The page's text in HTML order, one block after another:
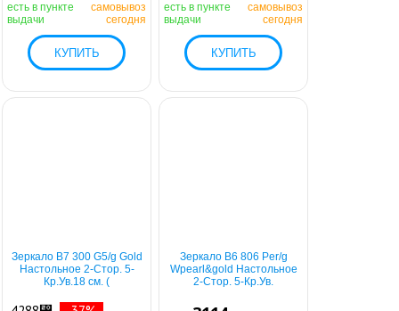
есть в пункте
выдачи
самовывоз
сегодня
есть в пункте
выдачи
самовывоз
сегодня
Зеркало B7 300 G5/g Gold
Настольное 2-Стор. 5-
Кр.Ув.18 см. (
Зеркало B6 806 Per/g
Wpearl&gold Настольное
2-Стор. 5-Кр.Ув.